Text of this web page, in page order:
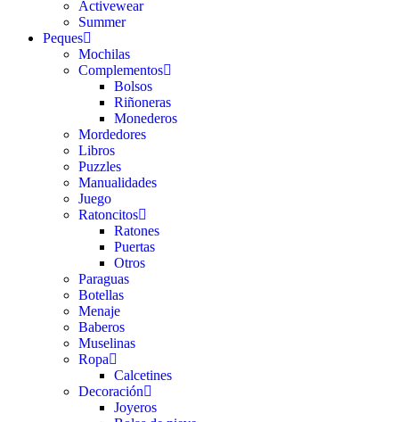
Activewear
Summer
Peques
Mochilas
Complementos
Bolsos
Riñoneras
Monederos
Mordedores
Libros
Puzzles
Manualidades
Juego
Ratoncitos
Ratones
Puertas
Otros
Paraguas
Botellas
Menaje
Baberos
Muselinas
Ropa
Calcetines
Decoración
Joyeros